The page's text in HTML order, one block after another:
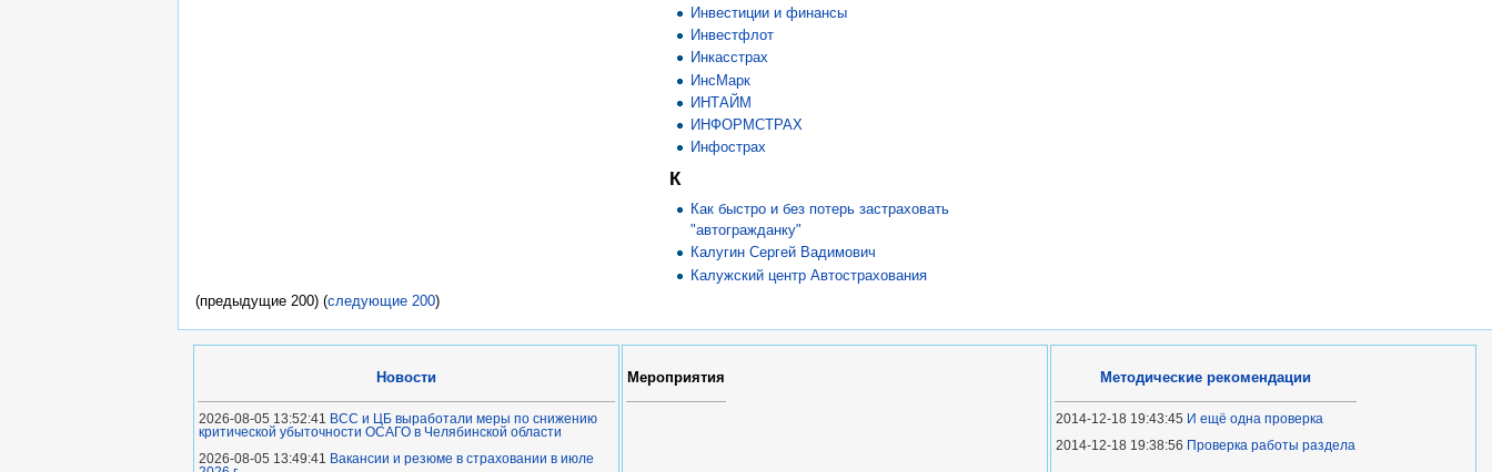
Инвестиции и финансы
Инвестфлот
Инкасстрах
ИнсМарк
ИНТАЙМ
ИНФОРМСТРАХ
Инфострах
К
Как быстро и без потерь застраховать
"автогражданку"
Калугин Сергей Вадимович
Калужский центр Автострахования
(предыдущие 200) (следующие 200)
Новости
2026-08-05 13:52:41 ВСС и ЦБ выработали меры по снижению
критической убыточности ОСАГО в Челябинской области
2026-08-05 13:49:41 Вакансии и резюме в страховании в июле
Мероприятия Методические рекомендации
2014-12-18 19:43:45 И ещё одна проверка
2014-12-18 19:38:56 Проверка работы раздела